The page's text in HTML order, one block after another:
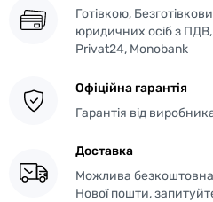
Готівкою,
юридичних осіб з
Privat24, Monobank
Офіційна гарантія
Гарантія від
Доставка
Можлива безкоштовна
Нової пошти,